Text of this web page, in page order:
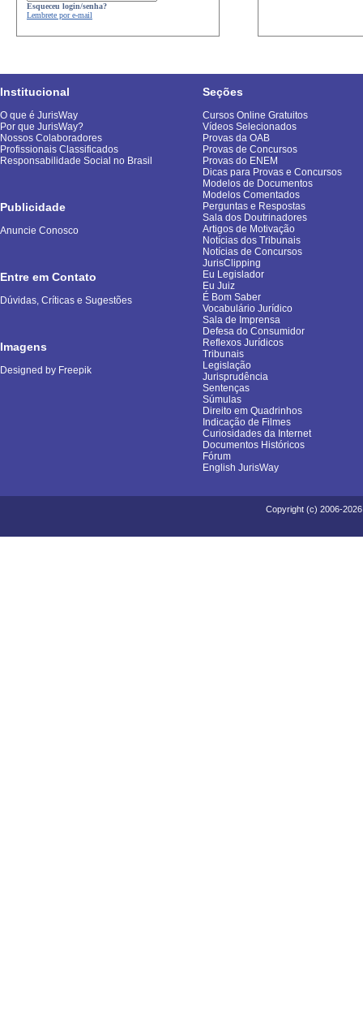
Esqueceu login/senha?
Lembrete por e-mail
Institucional
O que é JurisWay
Por que JurisWay?
Nossos Colaboradores
Profissionais Classificados
Responsabilidade Social no Brasil
Publicidade
Anuncie Conosco
Entre em Contato
Dúvidas, Críticas e Sugestões
Imagens
Designed by Freepik
Seções
Cursos Online Gratuitos
Vídeos Selecionados
Provas da OAB
Provas de Concursos
Provas do ENEM
Dicas para Provas e Concursos
Modelos de Documentos
Modelos Comentados
Perguntas e Respostas
Sala dos Doutrinadores
Artigos de Motivação
Notícias dos Tribunais
Notícias de Concursos
JurisClipping
Eu Legislador
Eu Juiz
É Bom Saber
Vocabulário Jurídico
Sala de Imprensa
Defesa do Consumidor
Reflexos Jurídicos
Tribunais
Legislação
Jurisprudência
Sentenças
Súmulas
Direito em Quadrinhos
Indicação de Filmes
Curiosidades da Internet
Documentos Históricos
Fórum
English JurisWay
Copyright (c) 2006-